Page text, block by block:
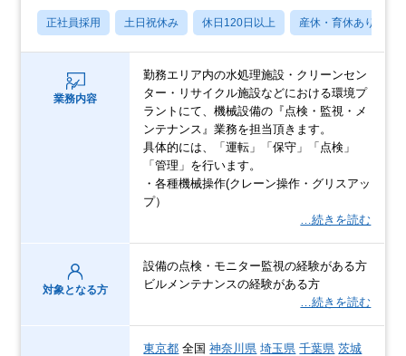
正社員採用 土日祝休み 休日120日以上 産休・育休あり
業務内容
勤務エリア内の水処理施設・クリーンセン
ター・リサイクル施設などにおける環境プ
ラントにて、機械設備の『点検・監視・メ
ンテナンス』業務を担当頂きます。
具体的には、「運転」「保守」「点検」
「管理」を行います。
・各種機械操作(クレーン操作・グリスアッ
プ）
…続きを読む
対象となる方
設備の点検・モニター監視の経験がある方
ビルメンテナンスの経験がある方
…続きを読む
東京都 全国神奈川県 埼玉県 千葉県 茨城